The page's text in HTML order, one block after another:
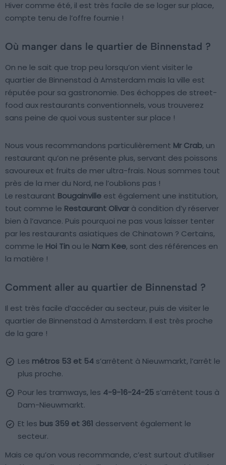
Hiver comme été, il est très facile de se loger sur place,
compte tenu de l’offre fournie !
Où manger dans le quartier de Binnenstad ?
On ne le sait que trop peu lorsqu’on vient visiter le
quartier de Binnenstad à Amsterdam mais la ville est
réputée pour sa gastronomie. Des échoppes de street-
food aux restaurants conventionnels, vous trouverez
sans peine de quoi vous sustenter sur place !
Nous vous recommandons particulièrement Mr Crab, un
restaurant qu’on ne présente plus, servant des poissons
savoureux et fruits de mer ultra-frais. Nous sommes tout
près de la mer du Nord, ne l’oublions pas !
Le restaurant Bougainville est également une institution,
tout comme le Restaurant Olivar à condition d’y réserver
bien à l’avance. Puis pourquoi ne pas vous laisser tenter
par les restaurants asiatiques de Chinatown ? Certains,
comme le Hoi Tin ou le Nam Kee, sont des références en
la matière !
Comment aller au quartier de Binnenstad ?
Il est très facile d’accéder au secteur, puis de visiter le
quartier de Binnenstad à Amsterdam. Il est très proche
de la gare !
Les métros 53 et 54 s’arrêtent à Nieuwmarkt, l’arrêt le
plus proche.
Pour les tramways, les 4-9-16-24-25 s’arrêtent tous à
Dam-Nieuwmarkt.
Et les bus 359 et 361 desservent également le
secteur.
Mais ce qu’on vous recommande, c’est surtout d’utiliser